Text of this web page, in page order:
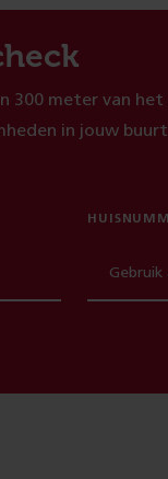
300 meter van
in jouw buurt